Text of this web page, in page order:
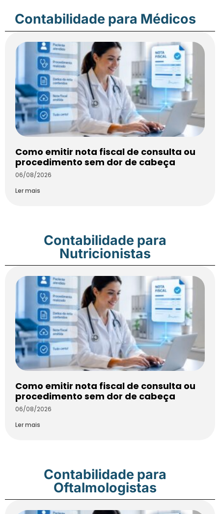
Contabilidade para Médicos
Como emitir nota fiscal de consulta ou
procedimento sem dor de cabeça
06/08/2026
Ler mais
Contabilidade para
Nutricionistas
Como emitir nota fiscal de consulta ou
procedimento sem dor de cabeça
06/08/2026
Ler mais
Contabilidade para
Oftalmologistas